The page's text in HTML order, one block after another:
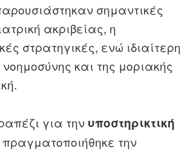
σημαντικές
ακριβείας, η
στρατηγικές, ενώ ιδιαίτερη
και της μοριακής
για την υποστηρικτική
πραγματοποιήθηκε την